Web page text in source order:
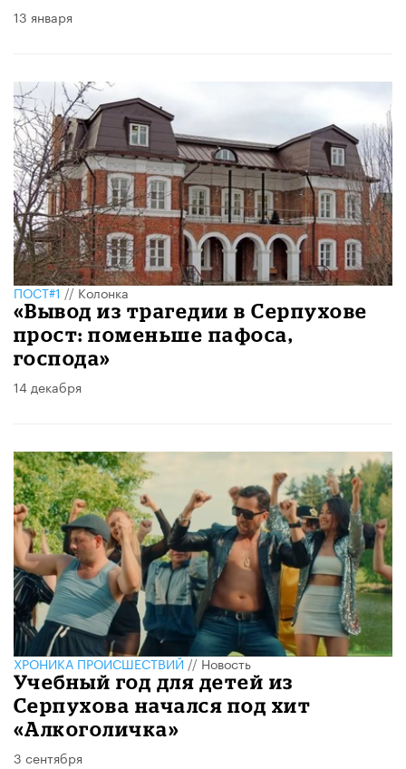
13 января
ПОСТ#1//Колонка
«Вывод из трагедии в Серпухове
прост: поменьше пафоса,
господа»
14 декабря
ХРОНИКА ПРОИСШЕСТВИЙ//Новость
Учебный год для детей из
Серпухова начался под хит
«Алкоголичка»
3 сентября